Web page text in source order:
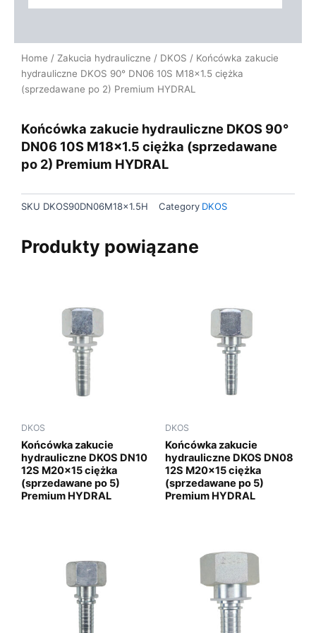
Home / Zakucia hydrauliczne / DKOS / Końcówka zakucie
hydrauliczne DKOS 90° DN06 10S M18x1.5 ciężka
(sprzedawane po 2) Premium HYDRAL
Końcówka zakucie hydrauliczne DKOS 90°
DN06 10S M18x1.5 ciężka (sprzedawane
po 2) Premium HYDRAL
SKU DKOS90DN06M18x1.5H Category DKOS
Produkty powiązane
DKOS
Końcówka zakucie
hydrauliczne DKOS DN10
12S M20x15 ciężka
(sprzedawane po 5)
Premium HYDRAL
DKOS
Końcówka zakucie
hydrauliczne DKOS DN08
12S M20x15 ciężka
(sprzedawane po 5)
Premium HYDRAL